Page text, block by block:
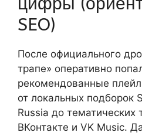
SEO)
После официального
трапе» оперативно
рекомендованные
от локальных подборок
Russia до тематических
ВКонтакте и VK Music.